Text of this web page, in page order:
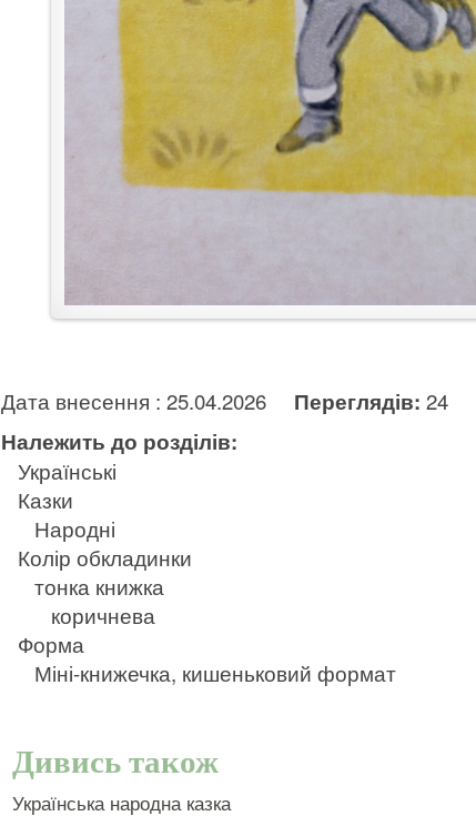
Дата внесення : 25.04.2026 Переглядів: 24
Належить до розділів:
Українські
Казки
Народні
Колір обкладинки
тонка книжка
коричнева
Форма
Міні-книжечка, кишеньковий формат
Дивись також
Українська народна казка